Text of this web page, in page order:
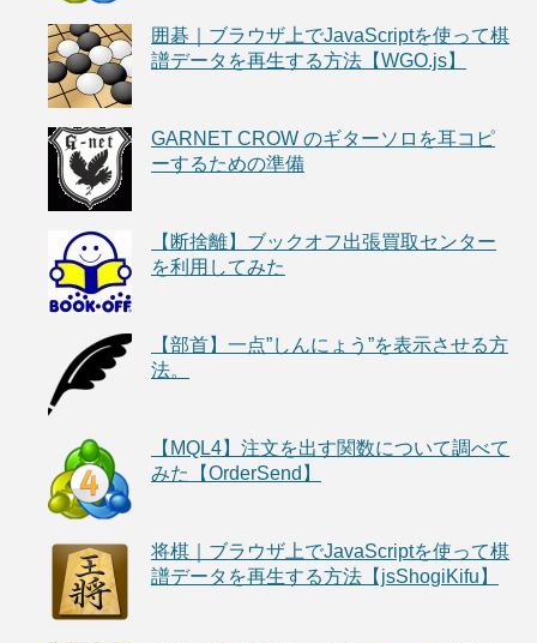
囲碁｜ブラウザ上でJavaScriptを使って棋
譜データを再生する方法【WGO.js】
GARNET CROW のギターソロを耳コピ
ーするための準備
【断捨離】ブックオフ出張買取センター
を利用してみた
【部首】一点”しんにょう”を表示させる方
法。
【MQL4】注文を出す関数について調べて
みた【OrderSend】
将棋｜ブラウザ上でJavaScriptを使って棋
譜データを再生する方法【jsShogiKifu】